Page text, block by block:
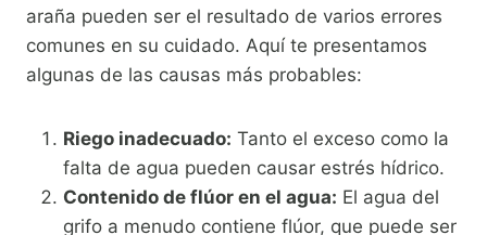
araña pueden ser el resultado de varios errores
comunes en su cuidado. Aquí te presentamos
algunas de las causas más probables:
Riego inadecuado: Tanto el exceso como la
falta de agua pueden causar estrés hídrico.
Contenido de flúor en el agua: El agua del
grifo a menudo contiene flúor, que puede ser